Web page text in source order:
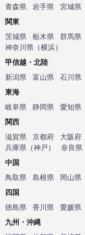
青森県
岩手県 宮城県
関東
茨城県
栃木県 群馬県
神奈川県 （横浜）
甲信越・北陸
新潟県
富山県 石川県
東海
岐阜県
静岡県 愛知県
関西
滋賀県
京都府 大阪府
兵庫県 （神戸） 奈良県
中国
鳥取県
島根県 岡山県
四国
徳島県
香川県 愛媛県
九州・沖縄